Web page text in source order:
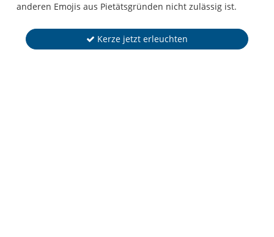
anderen Emojis aus Pietätsgründen nicht zulässig ist.
Kerze jetzt erleuchten